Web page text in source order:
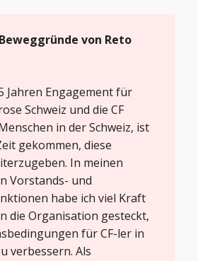
von Reto
Jahren Engagement für
Schweiz und die CF
in der Schweiz, ist
gekommen, diese
In meinen
Vorstands- und
habe ich viel Kraft
die Organisation gesteckt,
für CF-ler in
verbessern. Als